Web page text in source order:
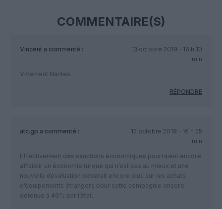
COMMENTAIRE(S)
Vincent a commenté :
13 octobre 2019 - 16 h 10
min
Vivement Nantes.
RÉPONDRE
atc.gp a commenté :
13 octobre 2019 - 16 h 25
min
Effectivement des sanctions économiques pourraient encore
affaiblir un économie turque qui n’est pas au mieux et une
nouvelle dévaluation pèserait encore plus sur les achats
d’équipements étrangers pour cette compagnie encore
détenue à 49% par l’état.